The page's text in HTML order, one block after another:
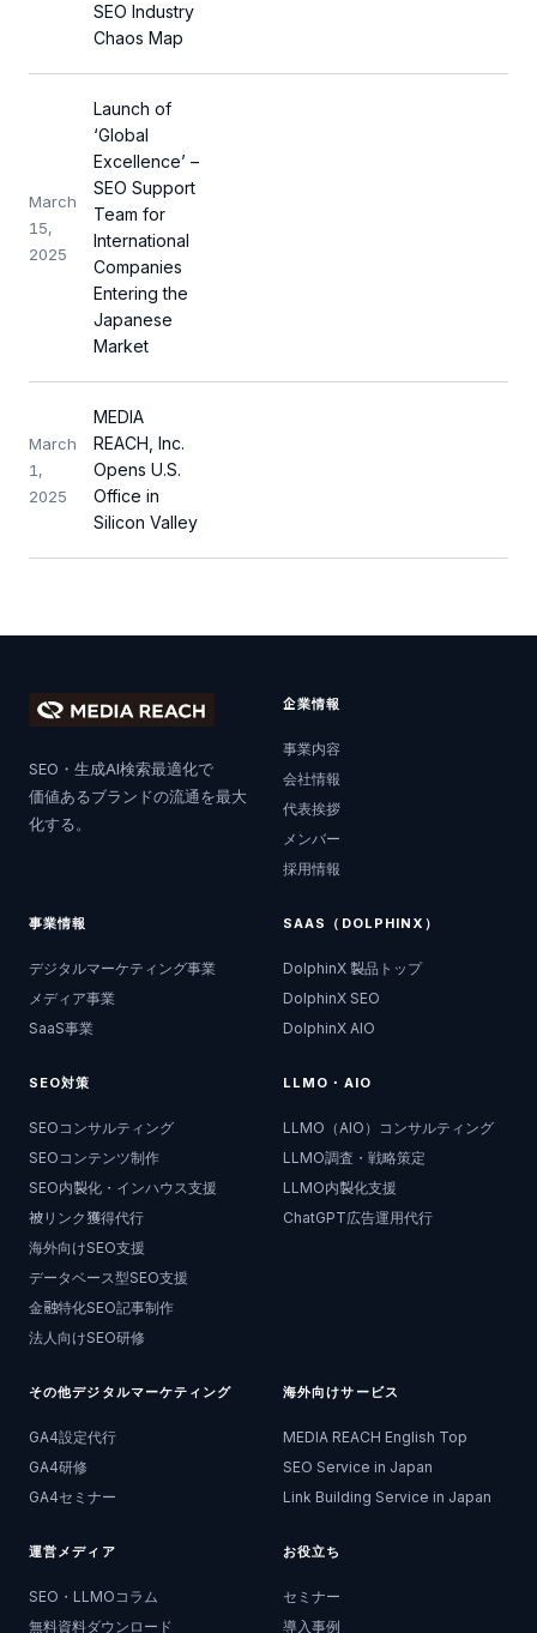
SEO Industry
Chaos Map
March
15,
2025
Launch of
‘Global
Excellence’ –
SEO Support
Team for
International
Companies
Entering the
Japanese
Market
March
1,
2025
MEDIA
REACH, Inc.
Opens U.S.
Office in
Silicon Valley
SEO・生成AI検索最適化で
価値あるブランドの流通を最大
化する。
企業情報
事業内容
会社情報
代表挨拶
メンバー
採用情報
事業情報
デジタルマーケティング事業
メディア事業
SaaS事業
SAAS（DOLPHINX）
DolphinX 製品トップ
DolphinX SEO
DolphinX AIO
SEO対策
SEOコンサルティング
SEOコンテンツ制作
SEO内製化・インハウス支援
被リンク獲得代行
海外向けSEO支援
データベース型SEO支援
金融特化SEO記事制作
法人向けSEO研修
LLMO・AIO
LLMO（AIO）コンサルティング
LLMO調査・戦略策定
LLMO内製化支援
ChatGPT広告運用代行
その他デジタルマーケティング
GA4設定代行
GA4研修
GA4セミナー
海外向けサービス
MEDIA REACH English Top
SEO Service in Japan
Link Building Service in Japan
運営メディア
SEO・LLMOコラム
無料資料ダウンロード
お役立ち
セミナー
導入事例